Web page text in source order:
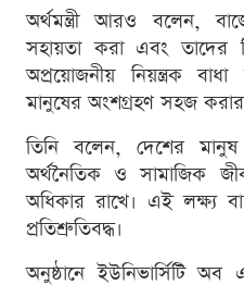
অর্থমন্ত্রী আরও বলেন,
সহায়তা করা এবং তাদের
অপ্রয়োজনীয় নিয়ন্ত্রক
মানুষের অংশগ্রহণ সহজ
তিনি বলেন, দেশের
অর্থনৈতিক ও সামাজিক
অধিকার রাখে। এই লক্ষ্য
প্রতিশ্রুতিবদ্ধ।
অনুষ্ঠানে ইউনিভার্সিটি